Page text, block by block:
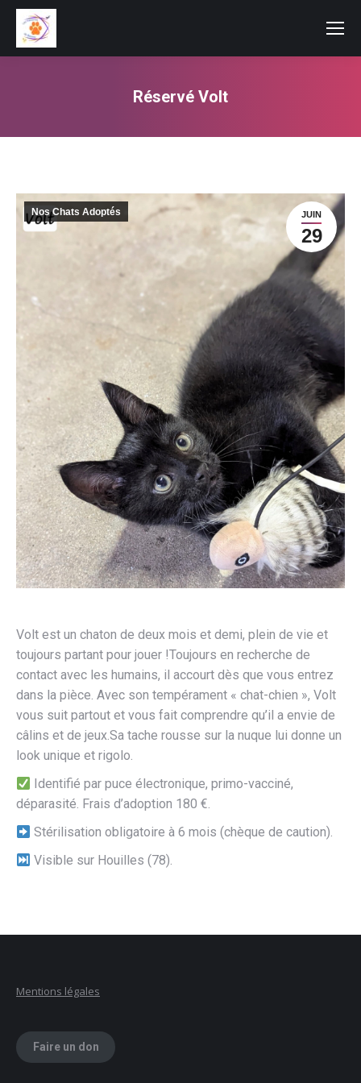
Réservé Volt
JUIN
29
Nos Chats Adoptés
Volt est un chaton de deux mois et demi, plein de vie et
toujours partant pour jouer !Toujours en recherche de
contact avec les humains, il accourt dès que vous entrez
dans la pièce. Avec son tempérament « chat-chien », Volt
vous suit partout et vous fait comprendre qu’il a envie de
câlins et de jeux.Sa tache rousse sur la nuque lui donne un
look unique et rigolo.
Identifié par puce électronique, primo-vacciné,
déparasité. Frais d’adoption 180 €.
Stérilisation obligatoire à 6 mois (chèque de caution).
Visible sur Houilles (78).
Mentions légales
Faire un don